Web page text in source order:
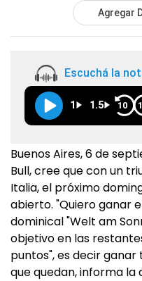
Agregar
Escuchá la
1 1.5 10
Buenos Aires, 6 de
Bull, cree que con un
Italia, el próximo
abierto. "Quiero ganar
dominical "Welt am
objetivo en las
puntos", es decir ganar
que quedan, informa la